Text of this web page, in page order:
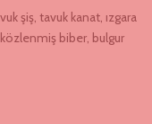
şiş, tavuk kanat, ızgara
biber, bulgur